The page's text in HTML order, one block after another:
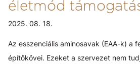
életmód
2025. 08. 18.
Az esszenciális aminosavak (EAA-k) a
építőkövei. Ezeket a szervezet nem